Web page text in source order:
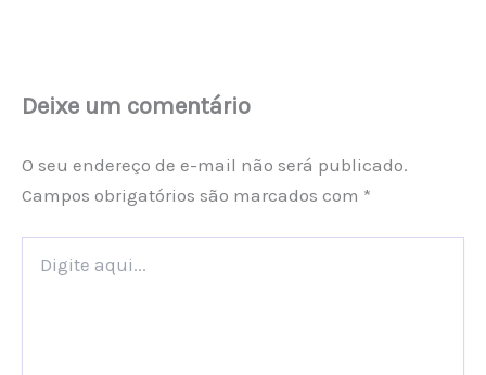
Deixe um comentário
O seu endereço de e-mail não será publicado.
Campos obrigatórios são marcados com *
aqui...